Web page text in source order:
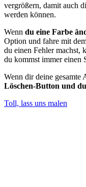
vergrößern, damit auch
werden können.
Wenn du eine Farbe
Option und fahre mit
du einen Fehler machst,
du kommst immer einen
Wenn dir deine gesamte
Löschen-Button und
Toll, lass uns malen